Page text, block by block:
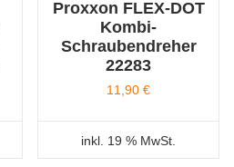
Proxxon FLEX-DOT
Kombi-
Schraubendreher
22283
11,90€
inkl. 19 % MwSt.